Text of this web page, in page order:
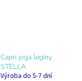
Capri joga legíny
STELLA
Výroba do 5-7 dní